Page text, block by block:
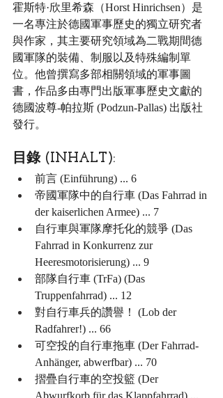
霍斯特·欣里希森（Horst Hinrichsen）是
一名專注於德國軍事歷史的獨立研究者
與作家，其主要研究領域為二戰期間德
國軍隊的裝備、制服以及特殊編制單
位。他曾撰寫多部相關領域的軍事圖
書，作品多由專門出版軍事歷史文獻的
德國波尊-帕拉斯 (Podzun-Pallas) 出版社
發行。
目錄 (INHALT):
前言 (Einführung) ... 6
帝國軍隊中的自行車 (Das Fahrrad in
der kaiserlichen Armee) ... 7
自行車與軍隊摩托化的競爭 (Das
Fahrrad in Konkurrenz zur
Heeresmotorisierung) ... 9
部隊自行車 (TrFa) (Das
Truppenfahrrad) ... 12
對自行車兵的讚譽！ (Lob der
Radfahrer!) ... 66
可空投的自行車拖車 (Der Fahrrad-
Anhänger, abwerfbar) ... 70
摺疊自行車的空投籃 (Der
Abwurfkorb für das Klappfahrrad) ...